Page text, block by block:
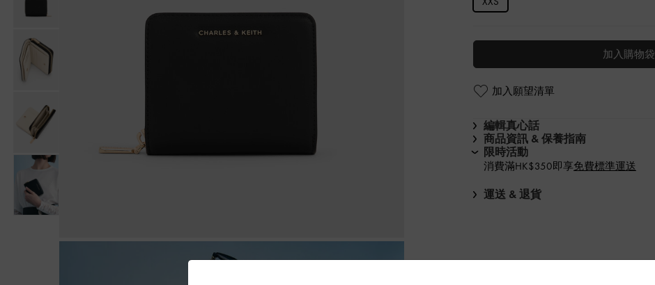
加入購物袋
加入願望清單
編輯真心話
商品資訊 & 保養指南
限時活動
消費滿HK$350即享免費標準運送
運送 & 退貨